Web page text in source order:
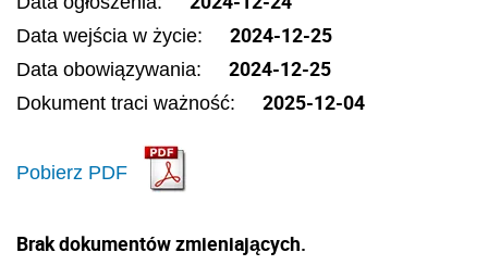
Data wejścia w życie: 2024-12-25
Data obowiązywania: 2024-12-25
Dokument traci ważność: 2025-12-04
Pobierz PDF
Brak dokumentów zmieniających.